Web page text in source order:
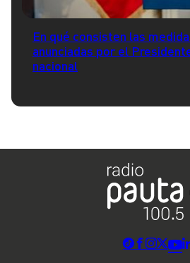
En qué consisten las
anunciadas por el
nacional